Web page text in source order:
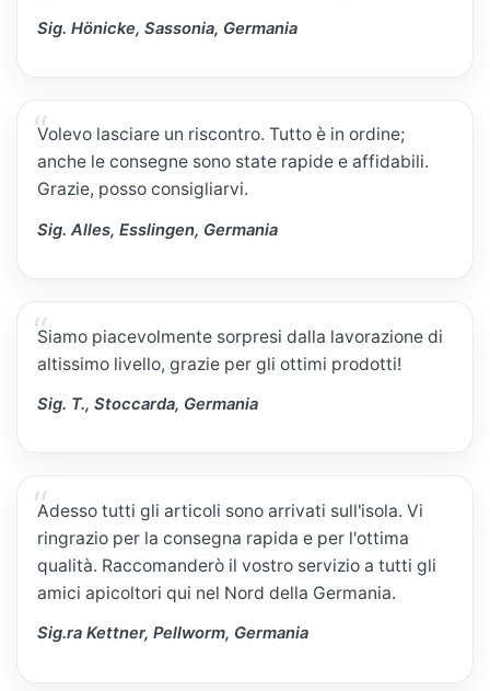
Sig. Hönicke, Sassonia, Germania
Volevo lasciare un riscontro. Tutto è in ordine;
anche le consegne sono state rapide e affidabili.
Grazie, posso consigliarvi.
Sig. Alles, Esslingen, Germania
Siamo piacevolmente sorpresi dalla lavorazione di
altissimo livello, grazie per gli ottimi prodotti!
Sig. T., Stoccarda, Germania
Adesso tutti gli articoli sono arrivati sull'isola. Vi
ringrazio per la consegna rapida e per l'ottima
qualità. Raccomanderò il vostro servizio a tutti gli
amici apicoltori qui nel Nord della Germania.
Sig.ra Kettner, Pellworm, Germania